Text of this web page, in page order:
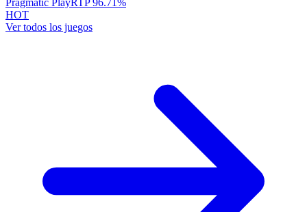
HOT
Ver todos los juegos